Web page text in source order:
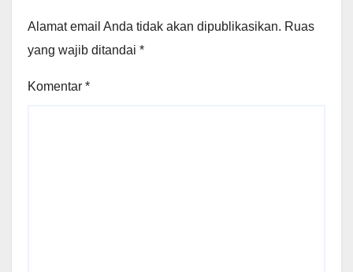
Alamat email Anda tidak akan dipublikasikan. Ruas
yang wajib ditandai *
Komentar *